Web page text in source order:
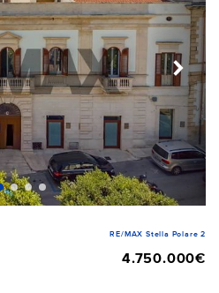
RE/MAX Stella Polare 2
4.750.000€